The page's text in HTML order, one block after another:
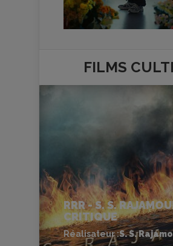
FILMS
RRR - S. S.
CRITIQUE
Réalisateur :S. S.